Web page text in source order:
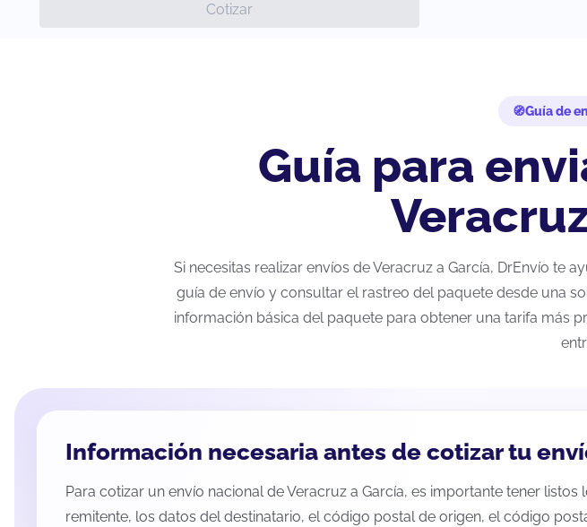
Cotizar
Guía de
Guía para
Si necesitas realizar envíos de Veracruz a García, DrEnvío te
guía de envío y consultar el rastreo del paquete desde una
información básica del paquete para obtener una tarifa más
Información necesaria antes de cotizar tu
Para cotizar un envío nacional de Veracruz a García, es importante tener listos
remitente, los datos del destinatario, el código postal de origen, el código